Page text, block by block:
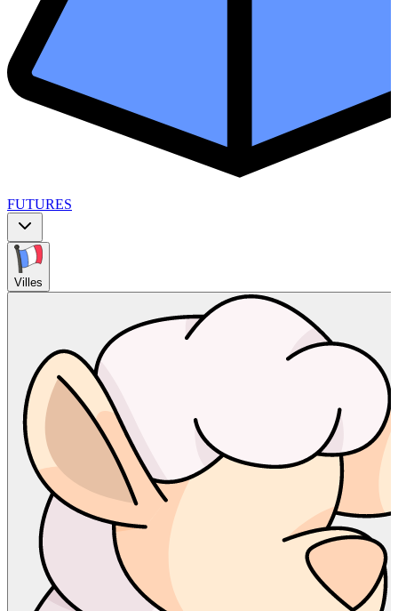
FUTURES
Villes